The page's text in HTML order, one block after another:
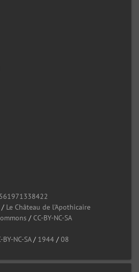
/ Le Château de l'Apothicaire
/ CC-BY-NC-SA
BY-NC-SA/ 1944 /08